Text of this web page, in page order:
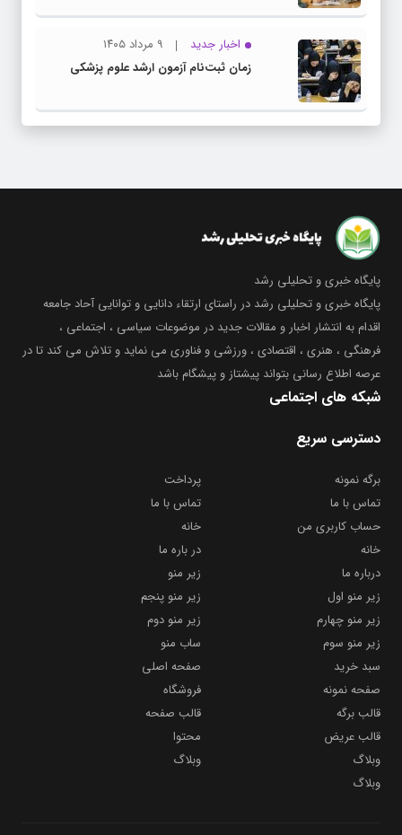
اخبار جدید
۹ مرداد ۱۴۰۵
زمان ثبت‌نام آزمون ارشد علوم پزشکی
پایگاه خبری و تحلیلی رشد
پایگاه خبری و تحلیلی رشد در راستای ارتقاء دانایی و توانایی آحاد جامعه
اقدام به انتشار اخبار و مقالات جدید در موضوعات سیاسی ، اجتماعی ،
فرهنگی ، هنری ، اقتصادی ، ورزشی و فناوری می نماید و تلاش می کند تا در
عرصه اطلاع رسانی بتواند پیشتاز و پیشگام باشد
شبکه های اجتماعی
دسترسی سریع
برگه نمونه
پرداخت
تماس با ما
تماس با ما
حساب کاربری من
خانه
خانه
در باره ما
درباره ما
زیر منو
زیر منو اول
زیر منو پنجم
زیر منو چهارم
زیر منو دوم
زیر منو سوم
ساب منو
سبد خرید
صفحه اصلی
صفحه نمونه
فروشگاه
قالب برگه
قالب صفحه
قالب عریض
محتوا
وبلاگ
وبلاگ
وبلاگ